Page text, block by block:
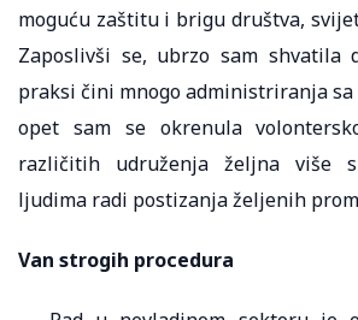
moguću zaštitu i brigu društva,
Zaposlivši se, ubrzo sam shvatila
praksi čini mnogo administriranja
opet sam se okrenula
različitih udruženja željna više
ljudima radi postizanja željenih
Van strogih procedura